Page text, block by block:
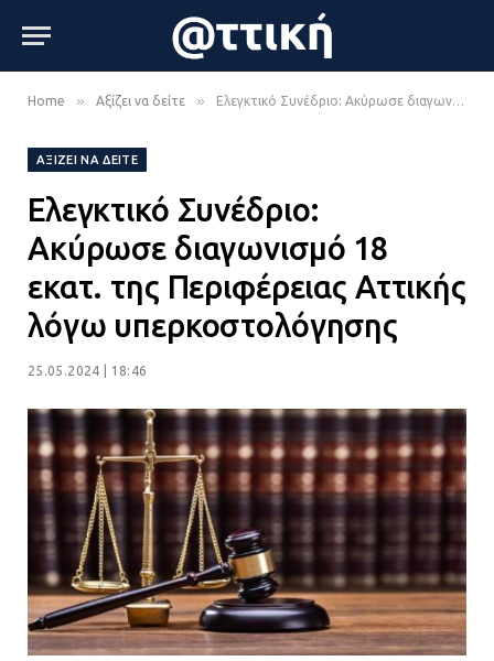
Home » Αξίζει να δείτε » Ελεγκτικό Συνέδριο: Ακύρωσε διαγωνισμό 18 εκατ. της Περιφέρειας Αττικής λόγω υπερκοστολόγησης
ΑΞΊΖΕΙ ΝΑ ΔΕΊΤΕ
Ελεγκτικό Συνέδριο:
Ακύρωσε διαγωνισμό 18
εκατ. της Περιφέρειας Αττικής
λόγω υπερκοστολόγησης
25.05.2024 | 18:46